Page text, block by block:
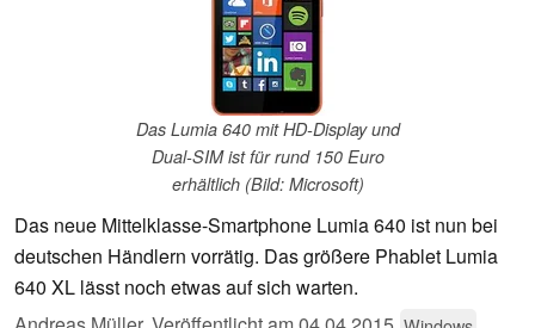
Das Lumia 640 mit HD-Display und
Dual-SIM ist für rund 150 Euro
erhältlich (Bild: Microsoft)
Das neue Mittelklasse-Smartphone Lumia 640 ist nun bei
deutschen Händlern vorrätig. Das größere Phablet Lumia
640 XL lässt noch etwas auf sich warten.